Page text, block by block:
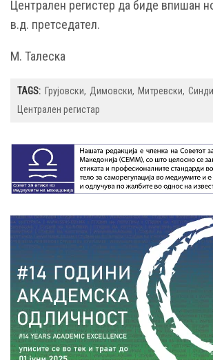
Централен регистер да биде впишан
в.д. претседател.
М. Талеска
TAGS: Грујовски Димовски Митревски
Централен регистар